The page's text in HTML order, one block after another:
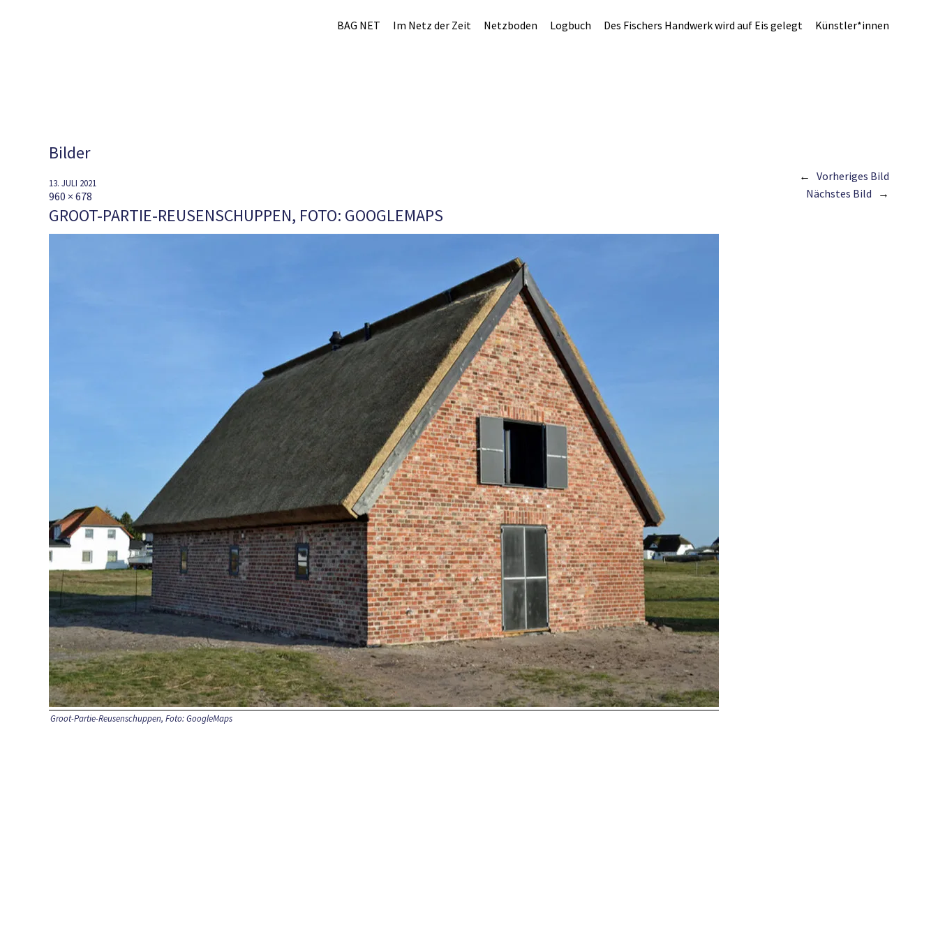
BAG NET Im Netz der Zeit Netzboden Logbuch Des Fischers Handwerk wird auf Eis gelegt Künstler*innen
Bilder
13. JULI 2021
960 × 678
GROOT-PARTIE-REUSENSCHUPPEN, FOTO: GOOGLEMAPS
Groot-Partie-Reusenschuppen, Foto: GoogleMaps
Nächstes Bild
Vorheriges Bild